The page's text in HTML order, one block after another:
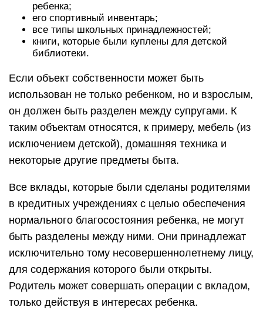
ребенка;
его спортивный инвентарь;
все типы школьных принадлежностей;
книги, которые были куплены для детской
библиотеки.
Если объект собственности может быть
использован не только ребенком, но и взрослым,
он должен быть разделен между супругами. К
таким объектам относятся, к примеру, мебель (из
исключением детской), домашняя техника и
некоторые другие предметы быта.
Все вклады, которые были сделаны родителями
в кредитных учреждениях с целью обеспечения
нормального благосостояния ребенка, не могут
быть разделены между ними. Они принадлежат
исключительно тому несовершеннолетнему лицу,
для содержания которого были открыты.
Родитель может совершать операции с вкладом,
только действуя в интересах ребенка.